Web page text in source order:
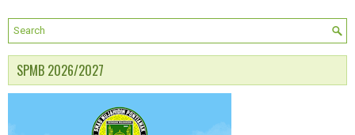
SPMB 2026/2027